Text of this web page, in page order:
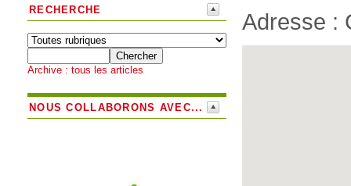
RECHERCHE
Archive : tous les articles
NOUS COLLABORONS AVEC...
Adresse :